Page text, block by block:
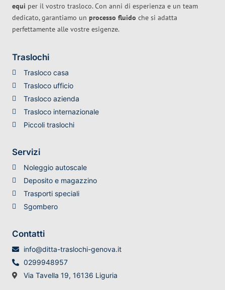
equi per il vostro trasloco. Con anni di esperienza e un team
dedicato, garantiamo un processo fluido che si adatta
perfettamente alle vostre esigenze.
Traslochi
Trasloco casa
Trasloco ufficio
Trasloco azienda
Trasloco internazionale
Piccoli traslochi
Servizi
Noleggio autoscale
Deposito e magazzino
Trasporti speciali
Sgombero
Contatti
info@ditta-traslochi-genova.it
0299948957
Via Tavella 19, 16136 Liguria